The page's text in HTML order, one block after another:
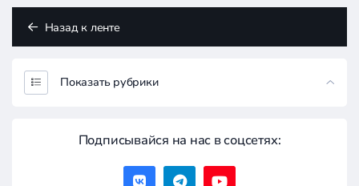
Назад к ленте
Показать рубрики
Подписывайся на нас в соцсетях: